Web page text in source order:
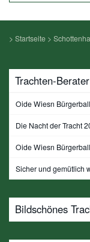
> Startseite >
Trachten-
Oide Wiesn
Die Nacht der Tracht
Oide Wiesn
Sicher und gemütlich
Bildschönes